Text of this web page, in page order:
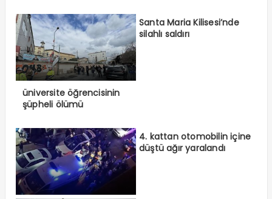
Santa Maria Kilisesi’nde
silahlı saldırı
üniversite öğrencisinin
şüpheli ölümü
4. kattan otomobilin içine
düştü ağır yaralandı